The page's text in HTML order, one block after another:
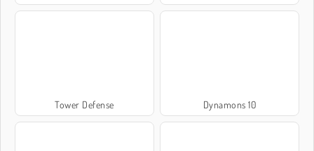
Tower Defense Dynamons 10